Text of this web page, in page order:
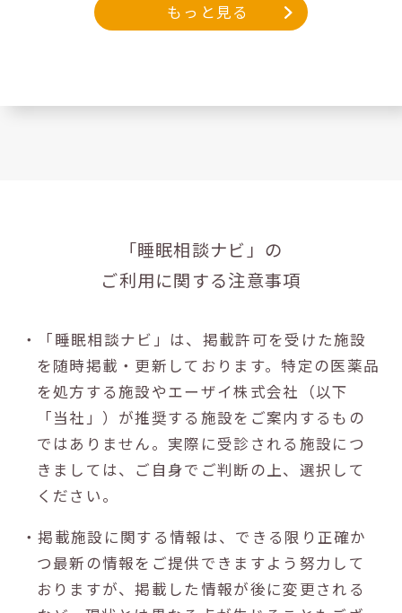
もっと見る
「睡眠相談ナビ」の
ご利用に関する注意事項
・「睡眠相談ナビ」は、掲載許可を受けた施設
を随時掲載・更新しております。特定の医薬品
を処方する施設やエーザイ株式会社（以下
「当社」）が推奨する施設をご案内するもの
ではありません。実際に受診される施設につ
きましては、ご自身でご判断の上、選択して
ください。
・掲載施設に関する情報は、できる限り正確か
つ最新の情報をご提供できますよう努力して
おりますが、掲載した情報が後に変更される